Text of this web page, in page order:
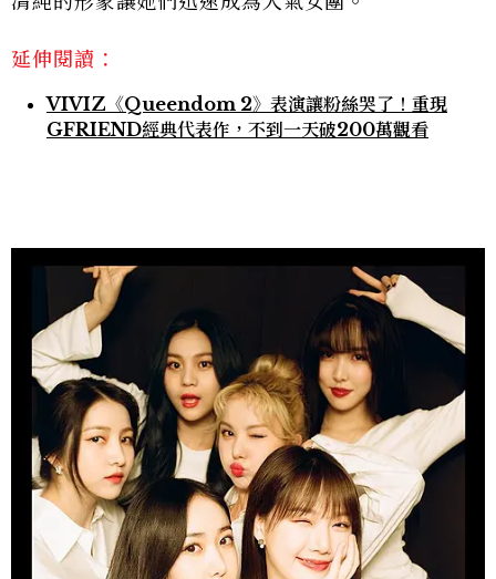
延伸閱讀：
VIVIZ《Queendom 2》表演讓粉絲哭了！重現
GFRIEND經典代表作，不到一天破200萬觀看